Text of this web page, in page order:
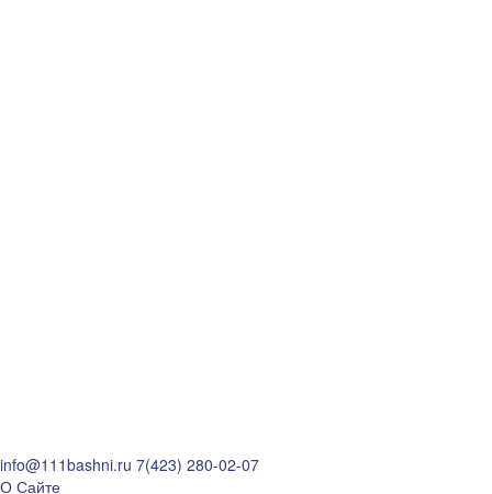
info@111bashni.ru 7(423) 280-02-07
О Сайте